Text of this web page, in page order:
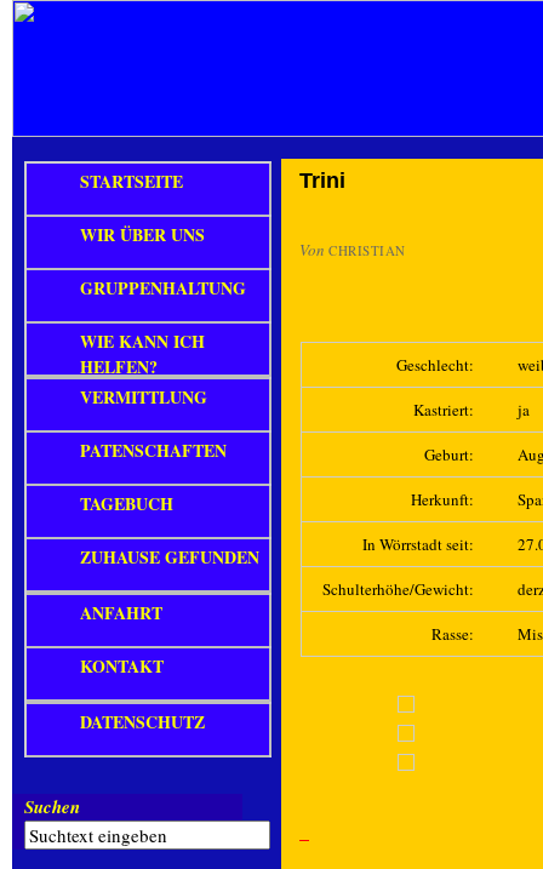
Trini
Von CHRISTIAN
Geschlecht:
Kastriert: ja
Geburt:
Herkunft:
In Wörrstadt seit:
Schulterhöhe/Gewicht:
Rasse:
STARTSEITE
WIR ÜBER UNS
GRUPPENHALTUNG
WIE KANN ICH
HELFEN?
VERMITTLUNG
PATENSCHAFTEN
TAGEBUCH
ZUHAUSE GEFUNDEN
ANFAHRT
KONTAKT
DATENSCHUTZ
Suchen